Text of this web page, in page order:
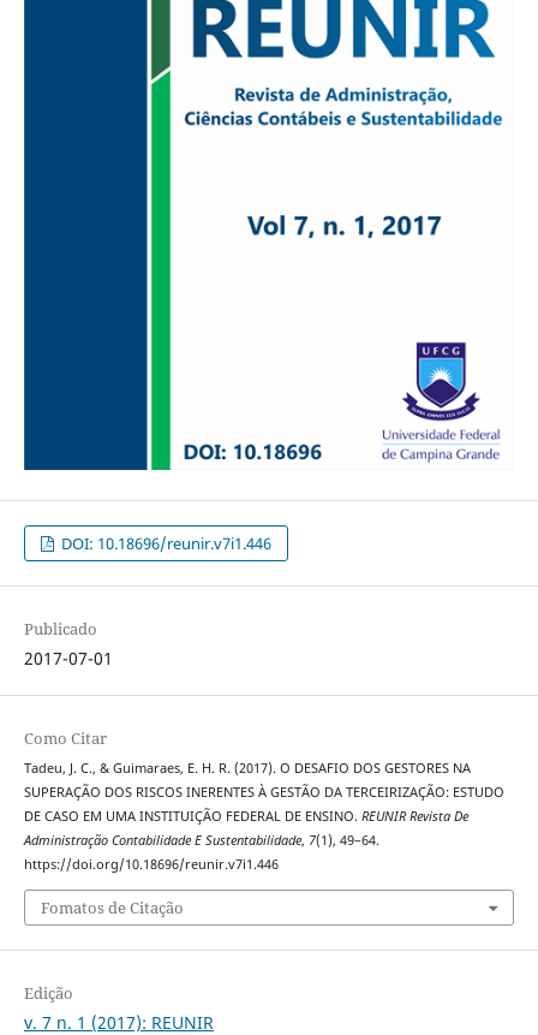
DOI: 10.18696/reunir.v7i1.446
Publicado
2017-07-01
Como Citar
Tadeu, J. C., & Guimaraes, E. H. R. (2017). O DESAFIO DOS GESTORES NA
SUPERAÇÃO DOS RISCOS INERENTES À GESTÃO DA TERCEIRIZAÇÃO: ESTUDO
DE CASO EM UMA INSTITUIÇÃO FEDERAL DE ENSINO. REUNIR Revista De
Administração Contabilidade E Sustentabilidade, 7(1), 49–64.
https://doi.org/10.18696/reunir.v7i1.446
Fomatos de Citação
Edição
v. 7 n. 1 (2017): REUNIR